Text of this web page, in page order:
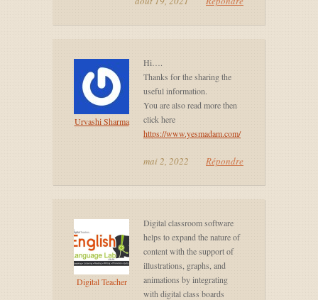
Urvashi Sharma
Hi….
Thanks for the sharing the
useful information.
You are also read more then
click here
https://www.yesmadam.com/
mai 2, 2022 Répondre
Digital Teacher
Digital classroom software
helps to expand the nature of
content with the support of
illustrations, graphs, and
animations by integrating
with digital class boards